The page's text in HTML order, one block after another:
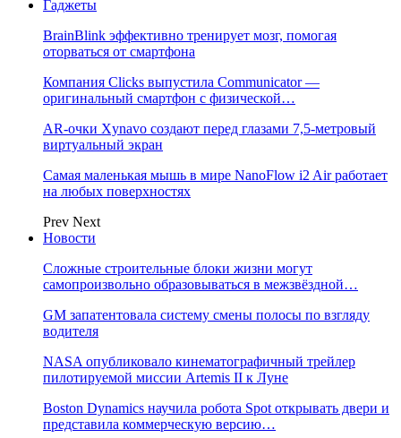
Гаджеты
BrainBlink эффективно тренирует мозг, помогая
оторваться от смартфона
Компания Clicks выпустила Communicator —
оригинальный смартфон с физической…
AR-очки Xynavo создают перед глазами 7,5-метровый
виртуальный экран
Самая маленькая мышь в мире NanoFlow i2 Air работает
на любых поверхностях
Prev Next
Новости
Сложные строительные блоки жизни могут
самопроизвольно образовываться в межзвёздной…
GM запатентовала систему смены полосы по взгляду
водителя
NASA опубликовало кинематографичный трейлер
пилотируемой миссии Artemis II к Луне
Boston Dynamics научила робота Spot открывать двери и
представила коммерческую версию…